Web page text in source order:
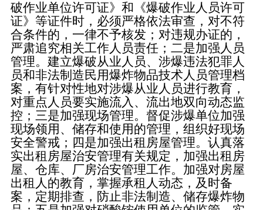
破作业单位许可证》和《爆破作业人员许可
证》等证件时，必须严格依法审查，对不符
合条件的，一律不予核发；对违规办证的，
严肃追究相关工作人员责任；二是加强人员
管理。建立爆破从业人员、涉爆违法犯罪人
员和非法制造民用爆炸物品技术人员管理档
案，有针对性地对涉爆从业人员进行教育，
对重点人员要实施流入、流出地双向动态监
控；三是加强现场管理。督促涉爆单位加强
现场领用、储存和使用的管理，组织好现场
安全警戒；四是加强出租房屋管理。认真落
实出租房屋治安管理有关规定，加强出租房
屋、仓库、厂房治安管理工作。加强对房屋
出租人的教育，掌握承租人动态，及时备
案，定期排查，防止非法制造、储存爆炸物